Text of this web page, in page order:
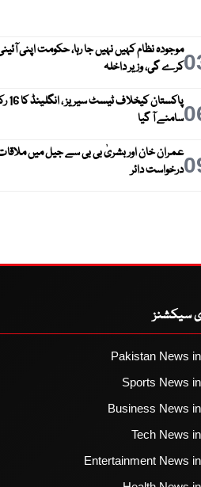
موجودہ نظام کہیں نہیں جا رہا، حکومت اپنی
کرے گی، وزیر داخلہ
سامنے آ گیا
عمران خان اور بشریٰ بی بی سے جیل میں
درخواست دائر
سیکشنز
Pakistan News
Sports News
Business News
Tech News
Entertainment News